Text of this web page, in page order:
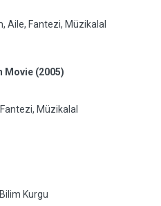
Aile, Fantezi, Müzikalal
Movie (2005)
Müzikalal
Kurgu